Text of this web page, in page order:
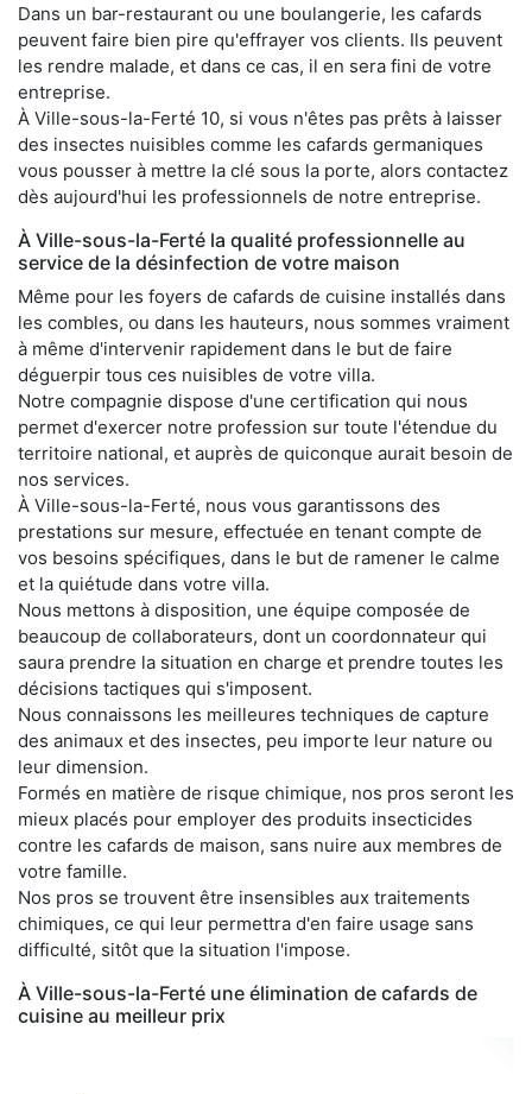
Dans un bar-restaurant ou une boulangerie, les cafards
peuvent faire bien pire qu'effrayer vos clients. Ils peuvent
les rendre malade, et dans ce cas, il en sera fini de votre
entreprise.
À Ville-sous-la-Ferté 10, si vous n'êtes pas prêts à laisser
des insectes nuisibles comme les cafards germaniques
vous pousser à mettre la clé sous la porte, alors contactez
dès aujourd'hui les professionnels de notre entreprise.
À Ville-sous-la-Ferté la qualité professionnelle au
service de la désinfection de votre maison
Même pour les foyers de cafards de cuisine installés dans
les combles, ou dans les hauteurs, nous sommes vraiment
à même d'intervenir rapidement dans le but de faire
déguerpir tous ces nuisibles de votre villa.
Notre compagnie dispose d'une certification qui nous
permet d'exercer notre profession sur toute l'étendue du
territoire national, et auprès de quiconque aurait besoin de
nos services.
À Ville-sous-la-Ferté, nous vous garantissons des
prestations sur mesure, effectuée en tenant compte de
vos besoins spécifiques, dans le but de ramener le calme
et la quiétude dans votre villa.
Nous mettons à disposition, une équipe composée de
beaucoup de collaborateurs, dont un coordonnateur qui
saura prendre la situation en charge et prendre toutes les
décisions tactiques qui s'imposent.
Nous connaissons les meilleures techniques de capture
des animaux et des insectes, peu importe leur nature ou
leur dimension.
Formés en matière de risque chimique, nos pros seront les
mieux placés pour employer des produits insecticides
contre les cafards de maison, sans nuire aux membres de
votre famille.
Nos pros se trouvent être insensibles aux traitements
chimiques, ce qui leur permettra d'en faire usage sans
difficulté, sitôt que la situation l'impose.
À Ville-sous-la-Ferté une élimination de cafards de
cuisine au meilleur prix